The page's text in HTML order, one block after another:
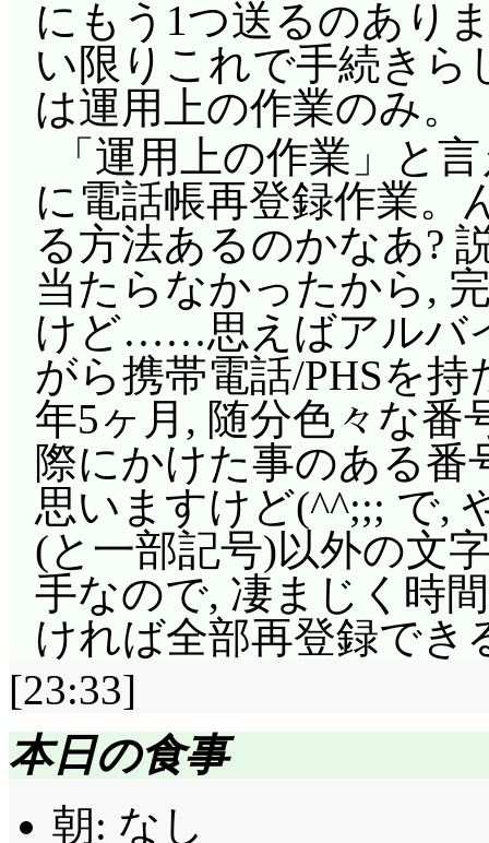
の実アメフラシ, ちょ
ああ, 江夏由結のポ
海辺でギター弾きま
潤。「君みたいなお
イベー♪」「お子ちゃ
潤と精神年齢が一緒
見栄張って本当は泳
と浮力が高そうな泳
タンが居ると(^^;;; つ
別荘地下のウサミミ
「やっと, この部屋が
時造ったんだセバス
れば, 魔法少女にお付
覚で, ウサミミ仮面に
られますね……(^^;;; 昨
小動物って少女をだ
せるのが役割だし(偏
て地下通路を出現さ
に続いてバクにも目
子ブザーでもない,
あ。ちゃんとベルが
の駅だと思うんです
っぽいです。
歌達が帰ったため,
たら可愛いクロミ。
の紅茶の葉っぱが, 何
なっていますように
……何なんですかそれ
エムこそないけれど,
ーです。ここぞとば
一がまた笑いを誘いま
「恵一坊っちゃま。
ちゃまが, ヘリでこち
ありましたが」「(即
あ。……本当に実行す
なあ(^^;;; そのヘリに
イメロとフラット君(
ル友がー, 本物のウサ
てー!」遠いなあ(^^;;;
本物のウサミミ仮面
も, ウサミミ仮面フ
電話に付けていた(速
ットオークションで
ー!」本物の一番側に
ンから言われるぞ(^^;;;
舞ちゃんには目も向
夢中のユウキ君。そ
したマイメロが……ウ
きなり意気統合(^^;;;
面フィギュア, イケメ
りゃ, すぐ脇に居た恵
しょうな(^^;;; セバス
なっていない事に腐
「ボク, ウサミミ仮
になったのに止まる
えてあげる, というユ
イメロめー! 操りやす
が, 身動きがとれなく
あんたの選択ミス
有能な妖精忍者(謎)を
マイメロからメロデ
放題を目論むダーち
付かれていないもの
はできない……で, 潤
ロと接触しようと……
ったー!」『だあっ! こ
だ……』日曜日に鞄に
クレーンゲームで拾
みに落胆する星賀ル
り紙対決(第14話)だっ
だと思っちゃったよ
落としたタクトをか
て抱きしめるルナ。
とは別の第三勢力だ
にもう1つ送るのあり
い限りこれで手続きら
は運用上の作業のみ。
「運用上の作業」と
に電話帳再登録作業。
る方法あるのかなあ?
当たらなかったから,
けど……思えばアルバ
がら携帯電話/PHSを
年5ヶ月, 随分色々な番
際にかけた事のある番
思いますけど(^^;;; で,
(と一部記号)以外の文
手なので, 凄まじく時
ければ全部再登録でき
[23:33]
本日の食事
朝: なし